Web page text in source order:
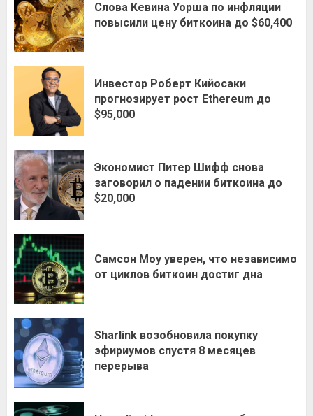
Слова Кевина Уорша по инфляции
повысили цену биткоина до $60,400
Инвестор Роберт Кийосаки
прогнозирует рост Ethereum до
$95,000
Экономист Питер Шифф снова
заговорил о падении биткоина до
$20,000
Самсон Моу уверен, что независимо
от циклов биткоин достиг дна
Sharlink возобновила покупку
эфириумов спустя 8 месяцев
перерыва